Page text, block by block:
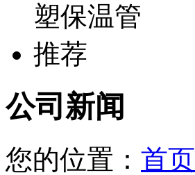
公司新闻
您的位置： 首页